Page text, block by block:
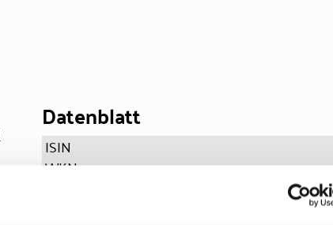
Datenblatt
ISIN
WKN